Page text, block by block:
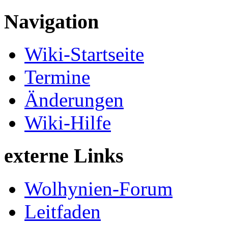
Navigation
Wiki-Startseite
Termine
Änderungen
Wiki-Hilfe
externe Links
Wolhynien-Forum
Leitfaden